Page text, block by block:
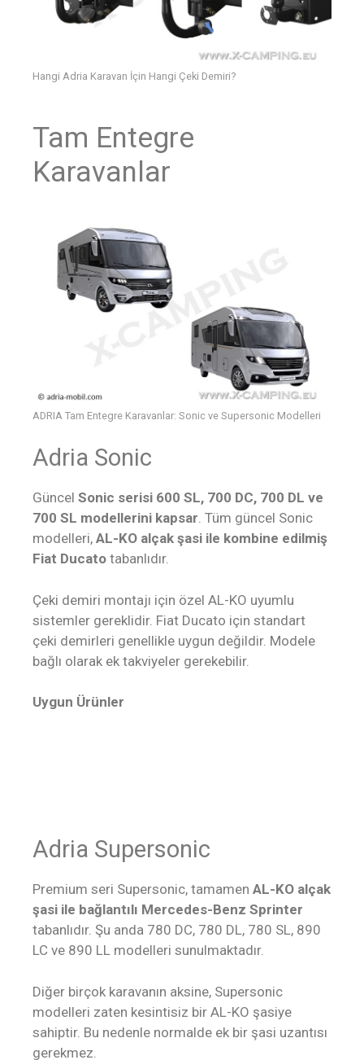
Hangi Adria Karavan İçin Hangi Çeki Demiri?
Tam Entegre
Karavanlar
ADRIA Tam Entegre Karavanlar: Sonic ve Supersonic Modelleri
Adria Sonic
Güncel Sonic serisi 600 SL, 700 DC, 700 DL ve
700 SL modellerini kapsar. Tüm güncel Sonic
modelleri, AL-KO alçak şasi ile kombine edilmiş
Fiat Ducato tabanlıdır.
Çeki demiri montajı için özel AL-KO uyumlu
sistemler gereklidir. Fiat Ducato için standart
çeki demirleri genellikle uygun değildir. Modele
bağlı olarak ek takviyeler gerekebilir.
Uygun Ürünler
Adria Supersonic
Premium seri Supersonic, tamamen AL-KO alçak
şasi ile bağlantılı Mercedes-Benz Sprinter
tabanlıdır. Şu anda 780 DC, 780 DL, 780 SL, 890
LC ve 890 LL modelleri sunulmaktadır.
Diğer birçok karavanın aksine, Supersonic
modelleri zaten kesintisiz bir AL-KO şasiye
sahiptir. Bu nedenle normalde ek bir şasi uzantısı
gerekmez.